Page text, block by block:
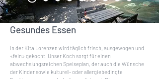
Gesundes Essen
In der Kita Lorenzen wird täglich frisch, ausgewogen und
«fein» gekocht. Unser Koch sorgt für einen
abwechslungsreichen Speiseplan, der auch die Wünsche
der Kinder sowie kulturell- oder allergiebedingte